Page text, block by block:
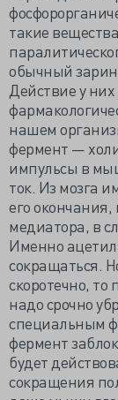
такие
обычный зарин
Действие у
нашем
фермент —
импульсы в
ток. Из мозга
его окончания,
медиатора, в
Именно
сокращаться.
скоротечно,
надо срочно
специальным
фермент
будет
сокращения